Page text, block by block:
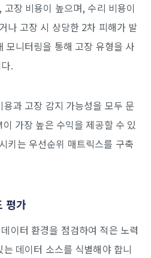
장 비용이 높으며, 수리 비용이
나 고장 시 상당한 2차 피해가 발
모니터링을 통해 고장 유형을 사
.
과 고장 감지 가능성을 모두 문
가장 높은 수익을 제공할 수 있
키는 우선순위 매트릭스를 구축
평가
이터 환경을 점검하여 적은 노력
데이터 소스를 식별해야 합니